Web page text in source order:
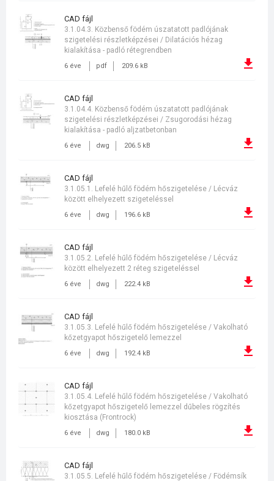
CAD fájl
6 éve pdf 209.6 kB
3.1.04.3. Közbenső födém úszatatott padlójának
szigetelési részletképzései / Dilatációs hézag
kialakítása - padló rétegrendben
CAD fájl
6 éve dwg 206.5 kB
3.1.04.4. Közbenső födém úszatatott padlójának
szigetelési részletképzései / Zsugorodási hézag
kialakítása - padló aljzatbetonban
CAD fájl
6 éve dwg 196.6 kB
3.1.05.1. Lefelé hűlő födém hőszigetelése / Lécváz
között elhelyezett szigeteléssel
CAD fájl
6 éve dwg 222.4 kB
3.1.05.2. Lefelé hűlő födém hőszigetelése / Lécváz
között elhelyezett 2 réteg szigeteléssel
CAD fájl
6 éve dwg 192.4 kB
3.1.05.3. Lefelé hűlő födém hőszigetelése / Vakolható
kőzetgyapot hőszigetelő lemezzel
CAD fájl
6 éve dwg 180.0 kB
3.1.05.4. Lefelé hűlő födém hőszigetelése / Vakolható
kőzetgyapot hőszigetelő lemezzel dűbeles rögzítés
kiosztása (Frontrock)
CAD fájl
3.1.05.5. Lefelé hűlő födém hőszigetelése / Födémsík